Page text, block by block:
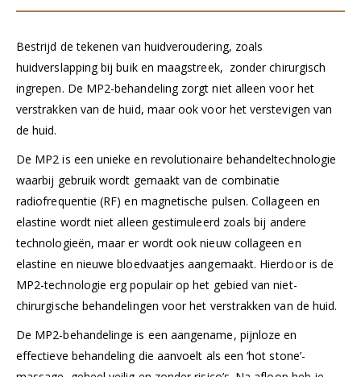
Bestrijd de tekenen van huidveroudering, zoals
huidverslapping bij buik en maagstreek, zonder chirurgisch
ingrepen. De MP2-behandeling zorgt niet alleen voor het
verstrakken van de huid, maar ook voor het verstevigen van
de huid.
De MP2 is een unieke en revolutionaire behandeltechnologie
waarbij gebruik wordt gemaakt van de combinatie
radiofrequentie (RF) en magnetische pulsen. Collageen en
elastine wordt niet alleen gestimuleerd zoals bij andere
technologieën, maar er wordt ook nieuw collageen en
elastine en nieuwe bloedvaatjes aangemaakt. Hierdoor is de
MP2-technologie erg populair op het gebied van niet-
chirurgische behandelingen voor het verstrakken van de huid.
De MP2-behandelinge is een aangename, pijnloze en
effectieve behandeling die aanvoelt als een ‘hot stone’-